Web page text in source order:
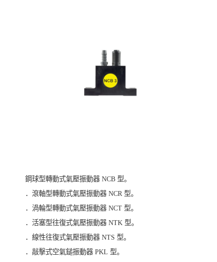
鋼球型轉動式氣壓振動器 NCB 型。
．滾軸型轉動式氣壓振動器 NCR 型。
．渦輪型轉動式氣壓振動器 NCT 型。
．活塞型往復式氣壓振動器 NTK 型。
．線性往復式氣壓振動器 NTS 型。
．敲擊式空氣鎚振動器 PKL 型。